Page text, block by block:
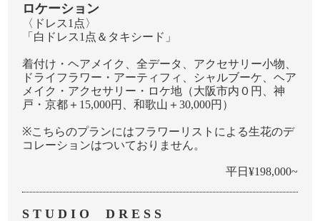
ロケーション
〈ドレス1点〉
「⽩ドレス1点＆タキシード」
着付け・ヘアメイク、全データ、アクセサリー⼩物、
ドライフラワー・アーティフィ、シャルブーケ、ヘア
メイク・アクセサリー・ロケ地（大阪市内０円、神
戸・京都＋15,000円、和歌山＋30,000円）
※こちらのプランにはフラワーリストによる生花のデ
コレーションはついておりません。
平日¥198,000~
S T U D I O D R E S S